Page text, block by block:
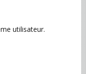
utilisateur.